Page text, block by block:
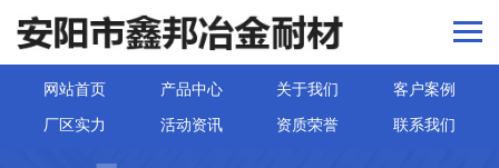
网站首页 产品中心 关于我们
客户案例
厂区实力
活动资讯 资质荣誉 联系我们